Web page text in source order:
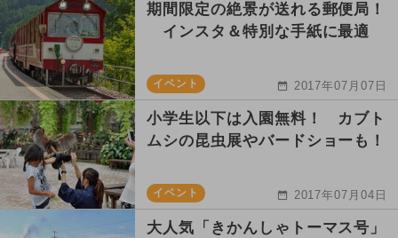
期間限定の絶景が送れる郵便局！
インスタ＆特別な手紙に最適
イベント 2017年07月07日
小学生以下は入園無料！ カブト
ムシの昆虫展やバードショーも！
イベント 2017年07月04日
大人気「きかんしゃトーマス号」